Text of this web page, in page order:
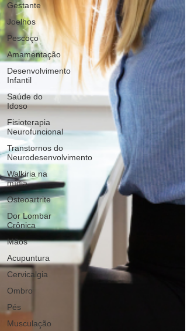
Gestante
Joelhos
Pescoço
Amamentação
Desenvolvimento
Infantil
Saúde do
Idoso
Fisioterapia
Neurofuncional
Transtornos do
Neurodesenvolvimento
Walkiria na
mídia
Osteoartrite
Dor Lombar
Crônica
Mãos
Acupuntura
Cervicalgia
Ombro
Pés
Musculação